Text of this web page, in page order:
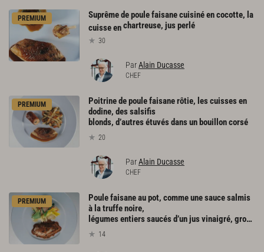
PREMIUM
Suprême de poule faisane cuisiné en cocotte, la
cuisse enchartreuse, jus perlé
30
ParAlain Ducasse
CHEF
PREMIUM
Poitrine de poule faisane rôtie, les cuisses en
dodine, des salsifis
blonds, d’autres étuvés dans un bouillon corsé
20
ParAlain Ducasse
CHEF
PREMIUM
Poule faisane au pot, comme une sauce salmis
à la truffe noire,
légumes entiers saucés d’un jus vinaigré, gros sel gris
14